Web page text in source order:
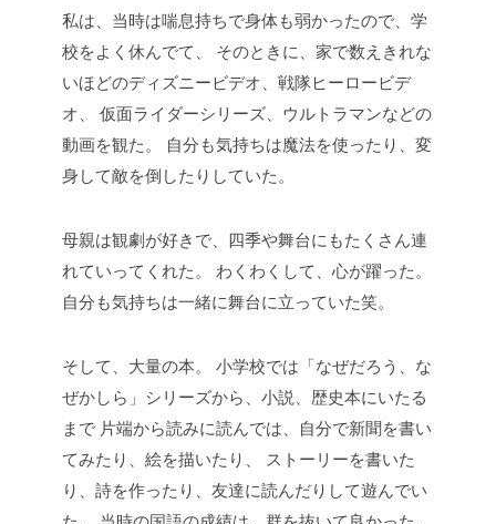
私は、当時は喘息持ちで身体も弱かったので、学
校をよく休んでて、
そのときに、家で数えきれな
いほどのディズニービデオ、戦隊ヒーロービデ
オ、
仮面ライダーシリーズ、ウルトラマンなどの
動画を観た。
自分も気持ちは魔法を使ったり、変
身して敵を倒したりしていた。
母親は観劇が好きで、四季や舞台にもたくさん連
れていってくれた。
わくわくして、心が躍った。
自分も気持ちは一緒に舞台に立っていた笑。
そして、大量の本。
小学校では「なぜだろう、な
ぜかしら」シリーズから、小説、歴史本にいたる
まで 片端から読みに読んでは、自分で新聞を書い
てみたり、絵を描いたり、
ストーリーを書いた
り、詩を作ったり、友達に読んだりして遊んでい